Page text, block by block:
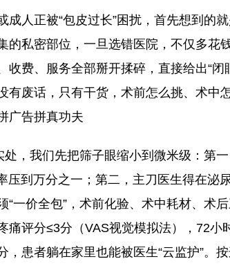
成人正被“包皮过长”困扰，首先想到的
的私密部位，一旦选错医院，不仅多花
收费、服务全部掰开揉碎，直接给出“
有废话，只有干货，术前怎么挑、术中
广告拼真功夫
处，我们先把筛子眼缩小到微米级：第
压到万分之一；第二，主刀医生得在泌
“一价全包”，术前化验、术中耗材、术
痛评分≤3分（VAS视觉模拟法），72
，患者躺在家里也能被医生“云监护”。